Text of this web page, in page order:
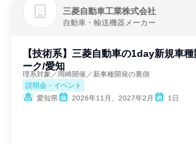
三菱自動車工業株式会社
自動車・輸送機器メーカー
【技術系】三菱自動車の1day新規車
ーク/愛知
理系対象／岡崎開催／新車種開発の裏側
説明会・イベント
愛知県
2026年11月、2027年2月 1日